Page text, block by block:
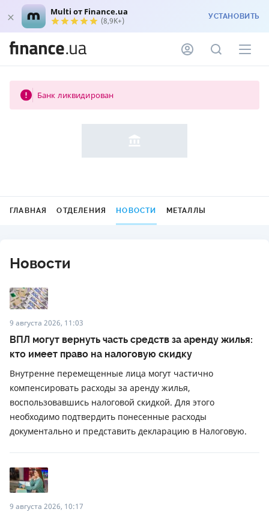
Multi от Finance.ua
(8,9K+) УСТАНОВИТЬ
Банк ликвидирован
ГЛАВНАЯ ОТДЕЛЕНИЯ НОВОСТИ МЕТАЛЛЫ
Новости
9 августа 2026, 11:03
ВПЛ могут вернуть часть средств за аренду жилья:
кто имеет право на налоговую скидку
Внутренне перемещенные лица могут частично
компенсировать расходы за аренду жилья,
воспользовавшись налоговой скидкой. Для этого
необходимо подтвердить понесенные расходы
документально и представить декларацию в Налоговую.
9 августа 2026, 10:17